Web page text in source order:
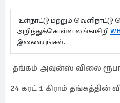
உள்நாட்டு மற்றும்
அறிந்துக்கொள்ள லங்காசிறி
இணையுங்கள்.
தங்கம் அவுன்ஸ் விலை
24 கரட் 1 கிராம் தங்கத்தின்